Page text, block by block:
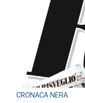
CRONACA NERA